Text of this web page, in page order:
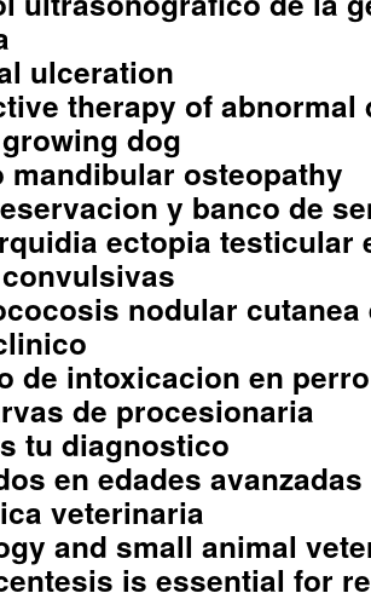
ulceration
therapy of abnormal
dog
mandibular osteopathy
y banco de
ectopia testicular
nodular cutanea
de intoxicacion en
de procesionaria
tu diagnostico
en edades
veterinaria
and small animal
is essential for